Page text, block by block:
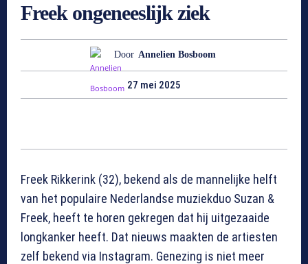
Freek ongeneeslijk ziek
Door Annelien Bosboom
27 mei 2025
Freek Rikkerink (32), bekend als de mannelijke helft
van het populaire Nederlandse muziekduo Suzan &
Freek, heeft te horen gekregen dat hij uitgezaaide
longkanker heeft. Dat nieuws maakten de artiesten
zelf bekend via Instagram. Genezing is niet meer